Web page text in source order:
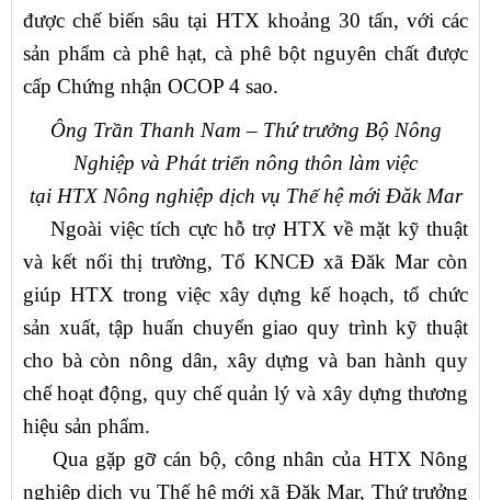
được chế biến sâu tại HTX khoảng 30 tấn, với các
sản phẩm cà phê hạt, cà phê bột nguyên chất được
cấp Chứng nhận OCOP 4 sao.
Ông Trần Thanh Nam – Thứ trưởng Bộ Nông
Nghiệp và Phát triển nông thôn làm việc
tại HTX Nông nghiệp dịch vụ Thế hệ mới Đăk Mar
Ngoài việc tích cực hỗ trợ HTX về mặt kỹ thuật
và kết nối thị trường, Tổ KNCĐ xã Đăk Mar còn
giúp HTX trong việc xây dựng kế hoạch, tổ chức
sản xuất, tập huấn chuyển giao quy trình kỹ thuật
cho bà còn nông dân, xây dựng và ban hành quy
chế hoạt động, quy chế quản lý và xây dựng thương
hiệu sản phẩm.
Qua gặp gỡ cán bộ, công nhân của HTX Nông
nghiệp dịch vụ Thế hệ mới xã Đăk Mar, Thứ trưởng